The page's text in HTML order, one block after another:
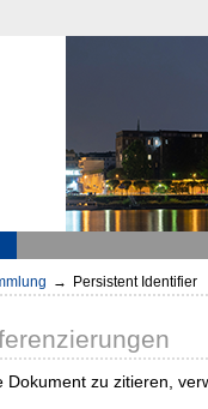
→ Persistent Identifier
Dokument zu zitieren,